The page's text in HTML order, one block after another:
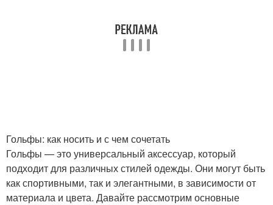
Колена в официальной
Гольфы: как носить и с чем сочетать
Гольфы — это универсальный аксессуар, который
подходит для различных стилей одежды. Они могут быть
как спортивными, так и элегантными, в зависимости от
материала и цвета. Давайте рассмотрим основные